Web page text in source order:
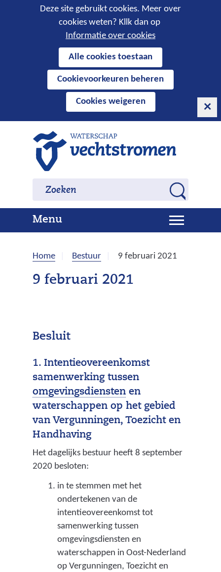
Cookies
toestaan?
Deze site gebruikt cookies. Meer over
cookies weten? Kllk dan op
Informatie over cookies
cookies
deze
website
worden
toegestaan
geweigerd.
Alle cookies toestaan
Cookievoorkeuren beheren
Cookies weigeren
naar
o
e
k
e
Zoeken Zoeken
MenuU
i
a
Home Bestuur 9 februari 2021
9 februari 2021
Besluit
1. Intentieovereenkomst
samenwerking tussen
omgevingsdiensten(
s
a
e
i
n
g
en
waterschappen op het gebied
van Vergunningen, Toezicht en
Handhaving
Het dagelijks bestuur heeft 8 september
2020 besloten:
in te stemmen met het
ondertekenen van de
intentieovereenkomst tot
samenwerking tussen
omgevingsdiensten en
waterschappen in Oost-Nederland
op Vergunningen, Toezicht en